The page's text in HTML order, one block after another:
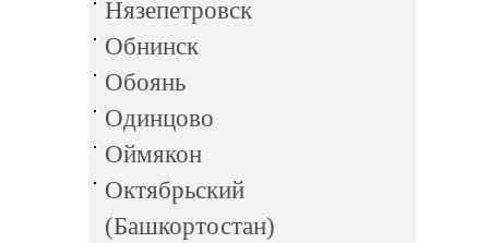
Нязепетровск
Обнинск
Обоянь
Одинцово
Оймякон
Октябрьский
(Башкортостан)